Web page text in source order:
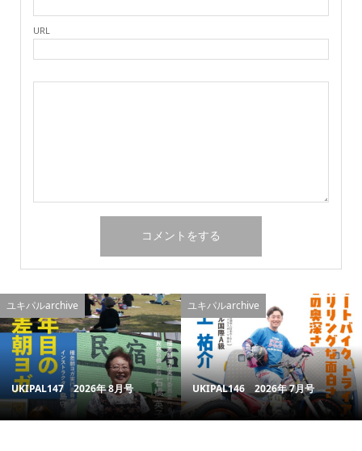
URL
ユキパルarchive
UKIPAL147 2026年 8月号
ユキパルarchive
UKIPAL146 2026年 7月号